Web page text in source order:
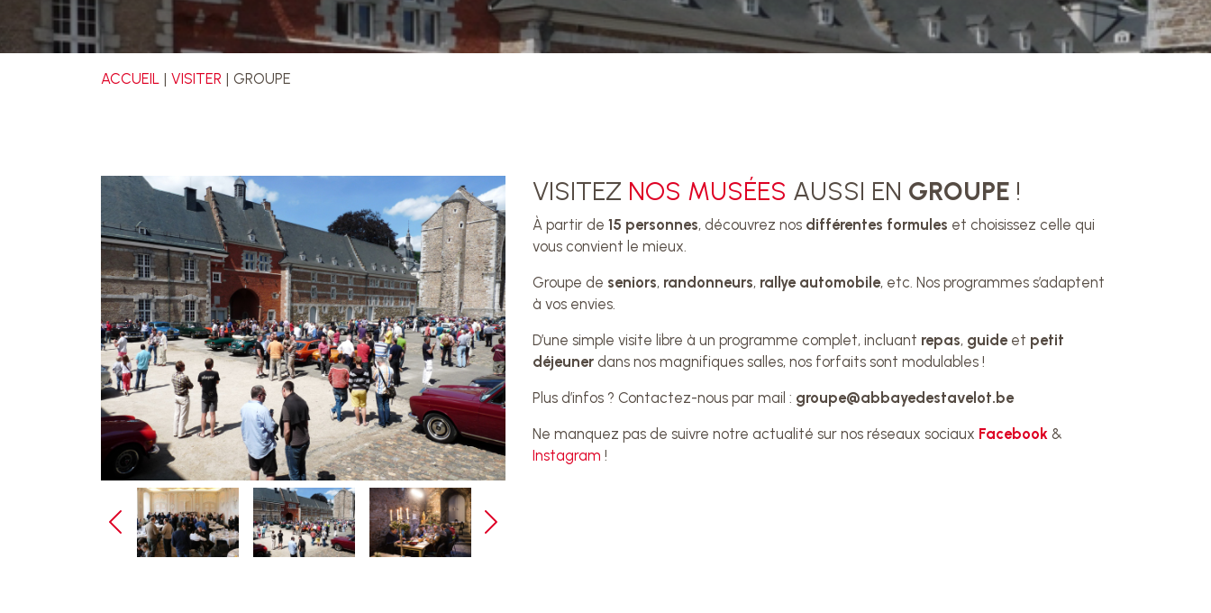
ACCUEIL VISITER GROUPE
VISITEZ NOS MUSÉES AUSSI EN GROUPE !
À partir de15 personnes, découvrez nos différentes formules et choisissez celle qui
vous convient le mieux.
Groupe de seniors, randonneurs, rallye automobile, etc. Nos programmes s’adaptent
à vos envies.
D’une simple visite libre à un programme complet, incluant repas, guideet petit
déjeuner dans nos magnifiques salles, nos forfaits sont modulables !
Plus d’infos ? Contactez-nous par mail : groupe@abbayedestavelot.be
Ne manquez pas de suivre notre actualité sur nos réseaux sociaux Facebook &
Instagram !